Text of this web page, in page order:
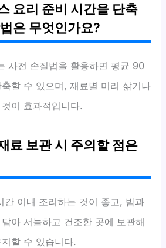
요리 준비 시간을 단축
은 무엇인가요?
사전 손질법을 활용하면 평균 90
할 수 있으며, 재료별 미리 삶기나
이 효과적입니다.
료 보관 시 주의할 점은
간 이내 조리하는 것이 좋고, 밤과
아 서늘하고 건조한 곳에 보관해
할 수 있습니다.